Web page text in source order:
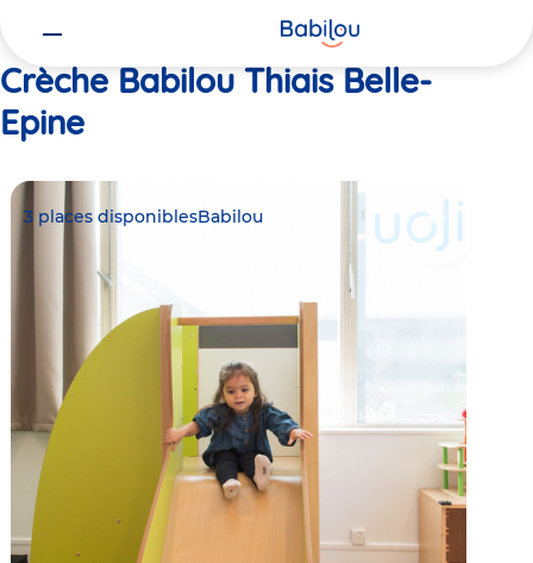
Crèche Babilou Thiais Belle-
Epine
3 places disponiblesBabilou